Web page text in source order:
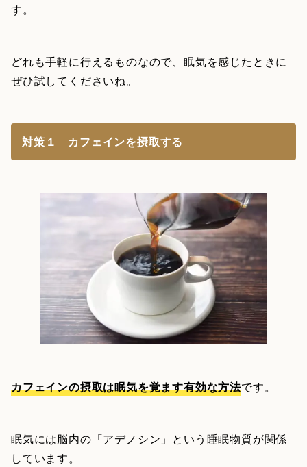
す。
どれも手軽に行えるものなので、眠気を感じたときに
ぜひ試してくださいね。
対策１ カフェインを摂取する
カフェインの摂取は眠気を覚ます有効な方法です。
眠気には脳内の「アデノシン」という睡眠物質が関係
しています。